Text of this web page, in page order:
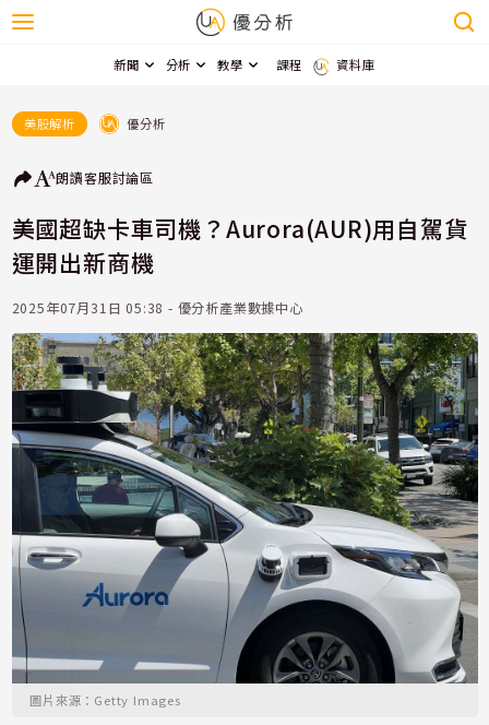
新聞 分析 教學 課程 資料庫
美股解析 優分析
朗讀客服討論區
美國超缺卡車司機？Aurora(AUR)用自駕貨
運開出新商機
2025年07月31日 05:38 - 優分析產業數據中心
圖片來源：Getty Images